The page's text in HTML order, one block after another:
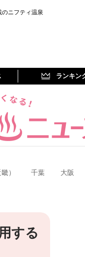
ニフティ温泉
ランキン
） 千葉 大阪
する